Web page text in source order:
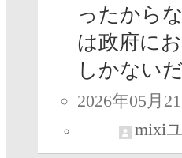
ったからな
は政府に
しかない
2026年05月
mixi